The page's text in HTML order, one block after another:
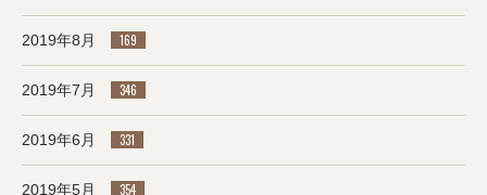
2019年8月 169
2019年7月 346
2019年6月 331
2019年5月 354